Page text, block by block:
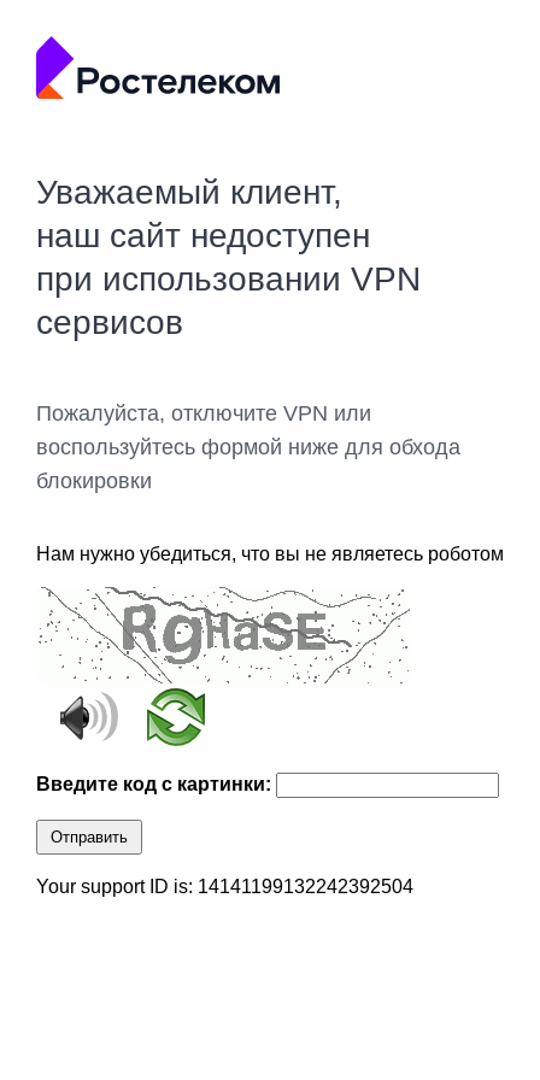
Уважаемый клиент,
наш сайт недоступен
при использовании VPN
сервисов
Пожалуйста, отключите VPN или
воспользуйтесь формой ниже для обхода
блокировки
Нам нужно убедиться, что вы не являетесь роботом
Введите код с картинки:
Отправить
Your support ID is: 14141199132242392504